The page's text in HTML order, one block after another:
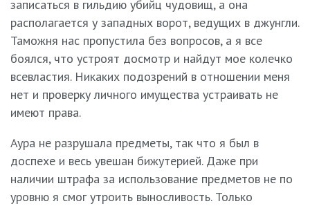
записаться в гильдию убийц чудовищ, а она
располагается у западных ворот, ведущих в джунгли.
Таможня нас пропустила без вопросов, а я все
боялся, что устроят досмотр и найдут мое колечко
всевластия. Никаких подозрений в отношении меня
нет и проверку личного имущества устраивать не
имеют права.
Аура не разрушала предметы, так что я был в
доспехе и весь увешан бижутерией. Даже при
наличии штрафа за использование предметов не по
уровню я смог утроить выносливость. Только